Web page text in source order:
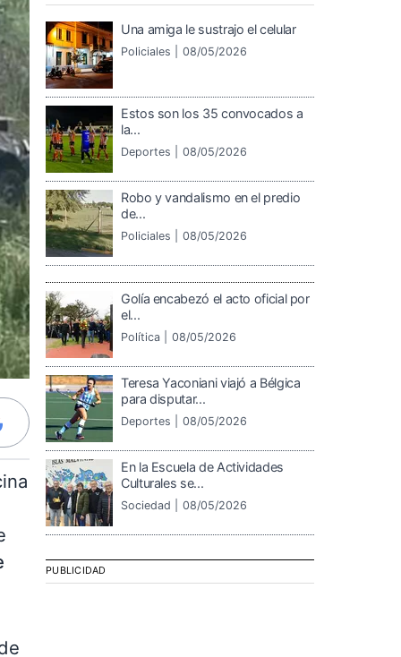
Una amiga le sustrajo el celular
Policiales | 08/05/2026
Estos son los 35 convocados a
la...
Deportes | 08/05/2026
Robo y vandalismo en el predio
de...
Policiales | 08/05/2026
Golía encabezó el acto oficial por
el...
Política | 08/05/2026
Teresa Yaconiani viajó a Bélgica
para disputar...
Deportes | 08/05/2026
En la Escuela de Actividades
Culturales se...
Sociedad | 08/05/2026
PUBLICIDAD